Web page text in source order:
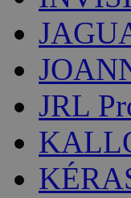
JRL